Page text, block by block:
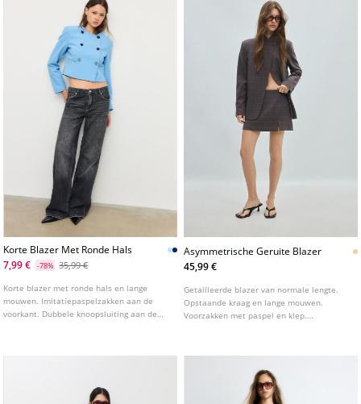
Korte Blazer Met Ronde Hals
7,99 €
-78% 35,99 €
Korte blazer met ronde hals en lange
mouwen. Imitatiepaspelzakken aan de
voorkant. Dubbele knoopsluiting aan de
Asymmetrische Geruite Blazer
45,99 €
Getailleerde blazer van normale lengte.
Opstaande kraag en lange mouwen.
Voorzakken met paspel en klep.